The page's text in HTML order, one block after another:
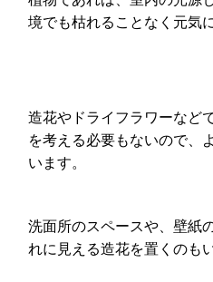
境でも枯れることなく元気
造花やドライフラワーなど
を考える必要もないので、
います。
洗面所のスペースや、壁紙
れに見える造花を置くのも